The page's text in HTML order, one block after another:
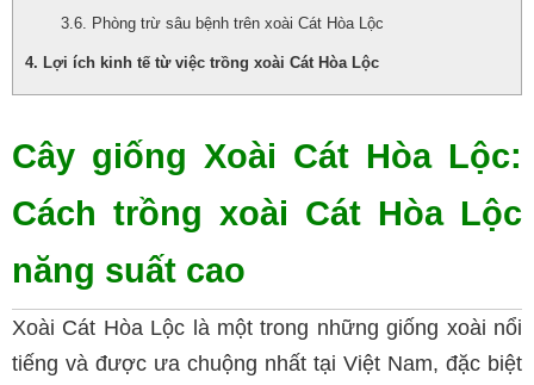
Phòng trừ sâu bệnh trên xoài Cát Hòa Lộc
Lợi ích kinh tế từ việc trồng xoài Cát Hòa Lộc
Cây giống Xoài Cát Hòa Lộc:
Cách trồng xoài Cát Hòa Lộc
năng suất cao
Xoài Cát Hòa Lộc là một trong những giống xoài nổi
tiếng và được ưa chuộng nhất tại Việt Nam, đặc biệt